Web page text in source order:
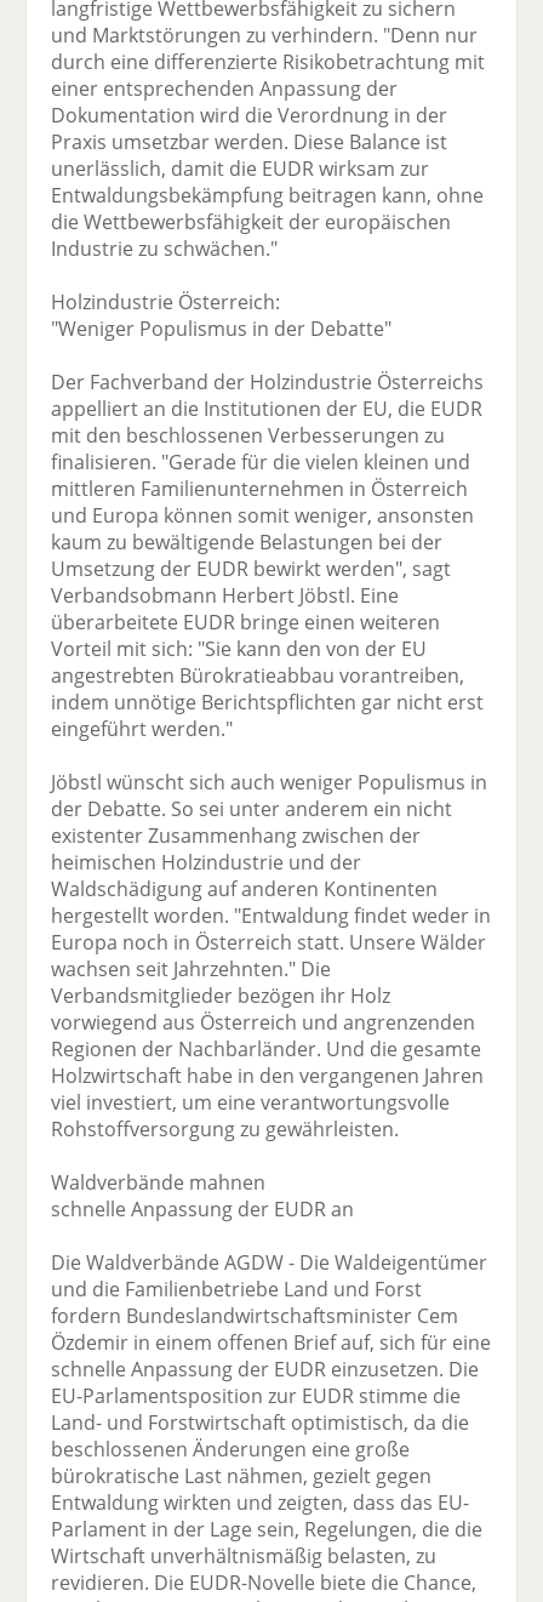
langfristige Wettbewerbsfähigkeit zu sichern
und Marktstörungen zu verhindern. "Denn nur
durch eine differenzierte Risikobetrachtung mit
einer entsprechenden Anpassung der
Dokumentation wird die Verordnung in der
Praxis umsetzbar werden. Diese Balance ist
unerlässlich, damit die EUDR wirksam zur
Entwaldungsbekämpfung beitragen kann, ohne
die Wettbewerbsfähigkeit der europäischen
Industrie zu schwächen."
Holzindustrie Österreich:
"Weniger Populismus in der Debatte"
Der Fachverband der Holzindustrie Österreichs
appelliert an die Institutionen der EU, die EUDR
mit den beschlossenen Verbesserungen zu
finalisieren. "Gerade für die vielen kleinen und
mittleren Familienunternehmen in Österreich
und Europa können somit weniger, ansonsten
kaum zu bewältigende Belastungen bei der
Umsetzung der EUDR bewirkt werden", sagt
Verbandsobmann Herbert Jöbstl. Eine
überarbeitete EUDR bringe einen weiteren
Vorteil mit sich: "Sie kann den von der EU
angestrebten Bürokratieabbau vorantreiben,
indem unnötige Berichtspflichten gar nicht erst
eingeführt werden."
Jöbstl wünscht sich auch weniger Populismus in
der Debatte. So sei unter anderem ein nicht
existenter Zusammenhang zwischen der
heimischen Holzindustrie und der
Waldschädigung auf anderen Kontinenten
hergestellt worden. "Entwaldung findet weder in
Europa noch in Österreich statt. Unsere Wälder
wachsen seit Jahrzehnten." Die
Verbandsmitglieder bezögen ihr Holz
vorwiegend aus Österreich und angrenzenden
Regionen der Nachbarländer. Und die gesamte
Holzwirtschaft habe in den vergangenen Jahren
viel investiert, um eine verantwortungsvolle
Rohstoffversorgung zu gewährleisten.
Waldverbände mahnen
schnelle Anpassung der EUDR an
Die Waldverbände AGDW - Die Waldeigentümer
und die Familienbetriebe Land und Forst
fordern Bundeslandwirtschaftsminister Cem
Özdemir in einem offenen Brief auf, sich für eine
schnelle Anpassung der EUDR einzusetzen. Die
EU-Parlamentsposition zur EUDR stimme die
Land- und Forstwirtschaft optimistisch, da die
beschlossenen Änderungen eine große
bürokratische Last nähmen, gezielt gegen
Entwaldung wirkten und zeigten, dass das EU-
Parlament in der Lage sein, Regelungen, die die
Wirtschaft unverhältnismäßig belasten, zu
revidieren. Die EUDR-Novelle biete die Chance,